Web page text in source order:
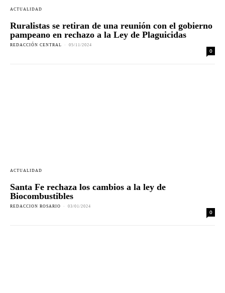
ACTUALIDAD
Ruralistas se retiran de una reunión con el gobierno
pampeano en rechazo a la Ley de Plaguicidas
REDACCIÓN CENTRAL - 05/11/2024
0
ACTUALIDAD
Santa Fe rechaza los cambios a la ley de
Biocombustibles
REDACCION ROSARIO - 03/01/2024
0